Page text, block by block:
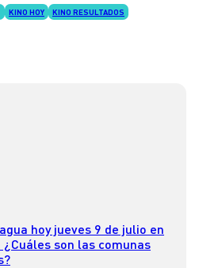
KINO HOY
KINO RESULTADOS
hoy jueves 9 de julio en
¿Cuáles son las comunas